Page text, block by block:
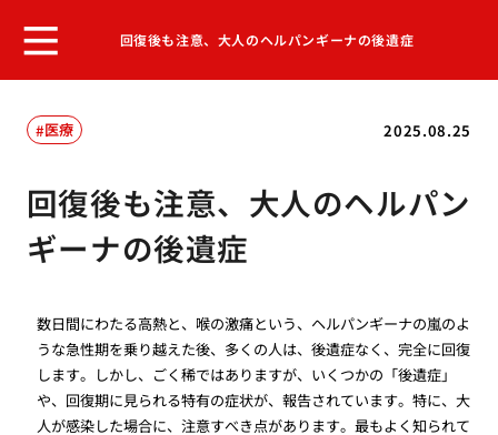
回復後も注意、大人のヘルパンギーナの後遺症
2025.08.25
医療
回復後も注意、大人のヘルパン
ギーナの後遺症
数日間にわたる高熱と、喉の激痛という、ヘルパンギーナの嵐のよ
うな急性期を乗り越えた後、多くの人は、後遺症なく、完全に回復
します。しかし、ごく稀ではありますが、いくつかの「後遺症」
や、回復期に見られる特有の症状が、報告されています。特に、大
人が感染した場合に、注意すべき点があります。最もよく知られて